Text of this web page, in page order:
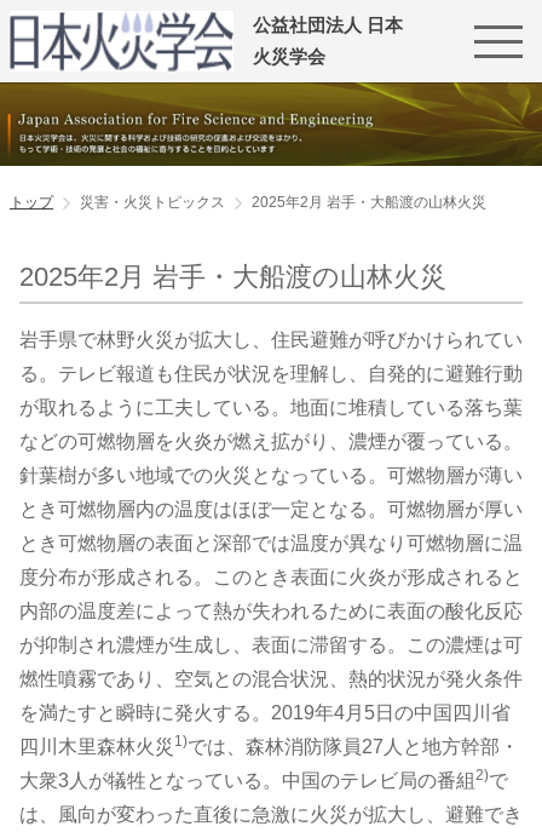
公益社団法人 日本
火災学会
トップ 災害・火災トピックス 2025年2月 岩手・大船渡の山林火災
2025年2月 岩手・大船渡の山林火災
岩手県で林野火災が拡大し、住民避難が呼びかけられてい
る。テレビ報道も住民が状況を理解し、自発的に避難行動
が取れるように工夫している。地面に堆積している落ち葉
などの可燃物層を火炎が燃え拡がり、濃煙が覆っている。
針葉樹が多い地域での火災となっている。可燃物層が薄い
とき可燃物層内の温度はほぼ一定となる。可燃物層が厚い
とき可燃物層の表面と深部では温度が異なり可燃物層に温
度分布が形成される。このとき表面に火炎が形成されると
内部の温度差によって熱が失われるために表面の酸化反応
が抑制され濃煙が生成し、表面に滞留する。この濃煙は可
燃性噴霧であり、空気との混合状況、熱的状況が発火条件
を満たすと瞬時に発火する。2019年4月5日の中国四川省
四川木里森林火災 1)では、森林消防隊員27人と地方幹部・
大衆3人が犠牲となっている。中国のテレビ局の番組 2)で
は、風向が変わった直後に急激に火災が拡大し、避難でき